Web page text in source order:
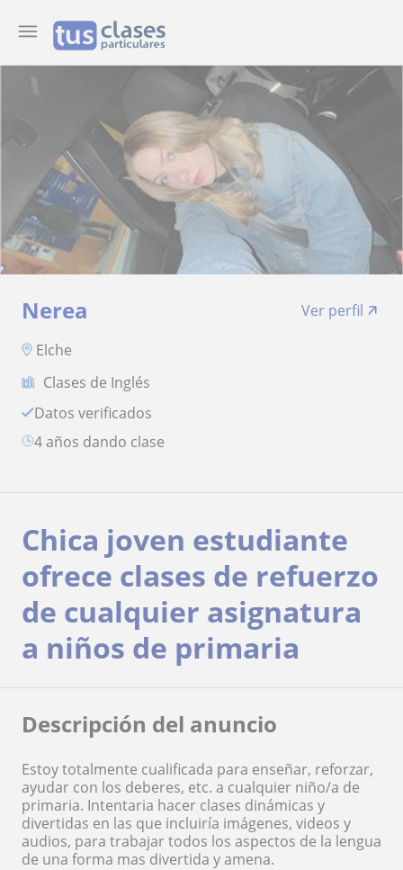
Nerea
Ver perfil
Elche
Clases de Inglés
Datos verificados
4 años dando clase
Chica joven estudiante
ofrece clases de refuerzo
de cualquier asignatura
a niños de primaria
Descripción del anuncio
Estoy totalmente cualificada para enseñar, reforzar,
ayudar con los deberes, etc. a cualquier niño/a de
primaria. Intentaria hacer clases dinámicas y
divertidas en las que incluiría imágenes, videos y
audios, para trabajar todos los aspectos de la lengua
de una forma mas divertida y amena.